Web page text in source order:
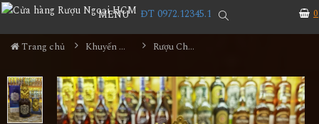
0
MENU ĐT 0972.12345.1
Trang chủ Khuyến Mãi Lớn Rượu Chivas 18YO Blue Lion (Sư Tử)